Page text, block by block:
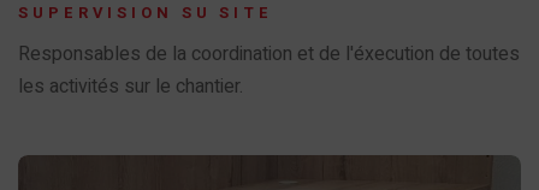
SUPERVISION SU SITE
Responsables de la coordination et de l'éxecution de toutes
les activités sur le chantier.